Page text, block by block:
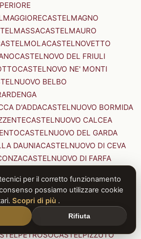
CASTELMAGNO
CASTELMAURO
CASTELNOVETTO
CASTELNOVO DEL FRIULI
CASTELNOVO NE' MONTI
BELBO
D'ADDACASTELNUOVO BORMIDA
CASTELNUOVO CALCEA
CASTELNUOVO DEL GARDA
DAUNIACASTELNUOVO DI CEVA
CASTELNUOVO DI FARFA
CASTELNUOVO DON BOSCO
CASTELNUOVO NIGRA
CASTELNUOVO RANGONE
CASTELNUOVO VAL DI CECINA
CASTELPIZZUTO
per il corretto funzionamento
possiamo utilizzare cookie
Scopri di più .
Rifiuta